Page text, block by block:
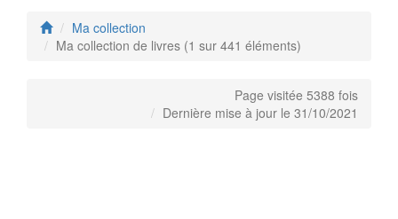
Ma collection
Ma collection de livres (1 sur 441 éléments)
Page visitée 5388 fois
Dernière mise à jour le 31/10/2021